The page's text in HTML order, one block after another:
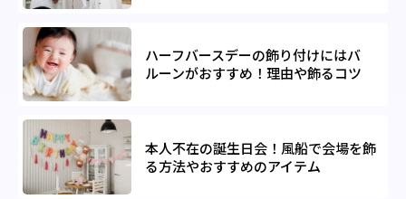
ハーフバースデーの飾り付けにはバ
ルーンがおすすめ！理由や飾るコツ
本人不在の誕生日会！風船で会場を飾
る方法やおすすめのアイテム